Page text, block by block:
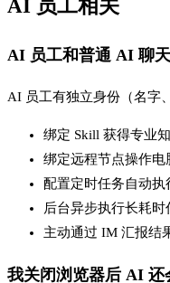
AI 员工相关
AI 员工和普通 AI 聊
AI 员工有独立身份（名字
绑定 Skill 获得专业
绑定远程节点操作电
配置定时任务自动执
后台异步执行长耗时
主动通过 IM 汇报结
我关闭浏览器后 AI 还